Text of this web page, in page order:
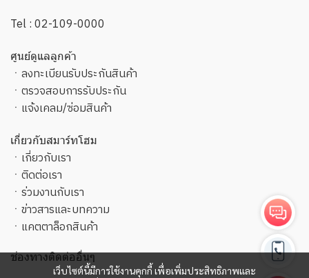
เว็บไซต์นี้มีการใช้งานคุกกี้ เพื่อเพิ่มประสิทธิภาพและ
Tel :02-109-0000
ศูนย์ดูแลลูกค้า
ㆍ ลงทะเบียนรับประกันสินค้า
ㆍ ตรวจสอบการรับประกัน
ㆍ แจ้งเคลม/ซ่อมสินค้า
เกี่ยวกับสมาร์ทโฮม
ㆍ เกี่ยวกับเรา
ㆍ ติดต่อเรา
ㆍ ร่วมงานกับเรา
ㆍ ข่าวสารและบทความ
ㆍ แคตตาล็อกสินค้า
ช่องทางติดต่ออื่นๆ